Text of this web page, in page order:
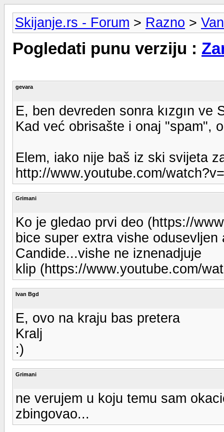
Skijanje.rs - Forum > Razno >
Pogledati punu verziju :
gevara
E, ben devreden sonra kızgın ve
Kad već obrisašte i onaj "spam",
Elem, iako nije baš iz ski svijeta
http://www.youtube.com/
Grimani
Ko je gledao prvi deo (https://
bice super extra vishe
Candide...vishe ne iznenadjuje
klip (https://www.youtube.com/
Ivan Bgd
E, ovo na kraju bas pretera
Kralj
:)
Grimani
ne verujem u koju temu sam
zbingovao...